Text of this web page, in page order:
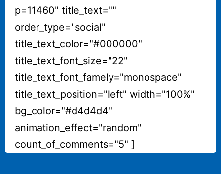
p=11460" title_text=""
order_type="social"
title_text_color="#000000"
title_text_font_size="22"
title_text_font_famely="monospace"
title_text_position="left" width="100%"
bg_color="#d4d4d4"
animation_effect="random"
count_of_comments="5" ]